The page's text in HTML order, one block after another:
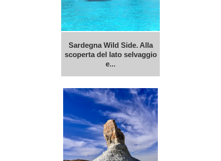
Sardegna Wild Side. Alla
scoperta del lato selvaggio
e...